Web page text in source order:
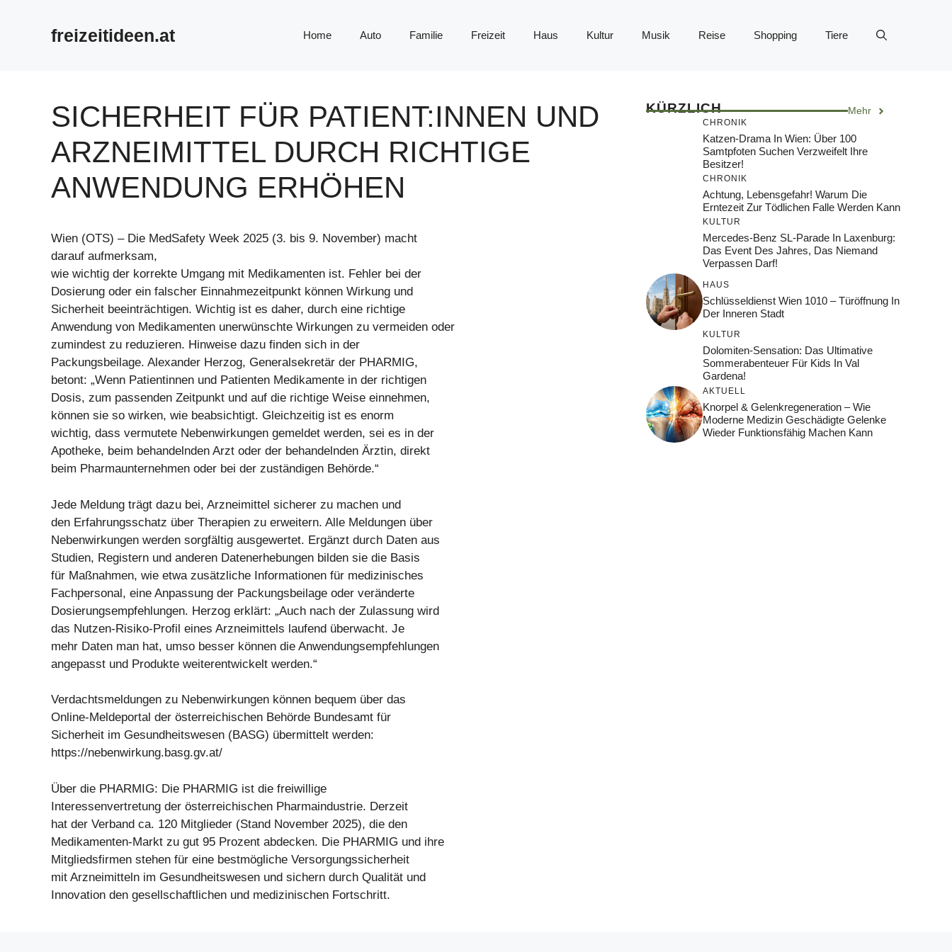
freizeitideen.at Home Auto Familie Freizeit Haus Kultur Musik Reise Shopping Tiere
SICHERHEIT FÜR PATIENT:INNEN UND
ARZNEIMITTEL DURCH RICHTIGE
ANWENDUNG ERHÖHEN
Wien (OTS) – Die MedSafety Week 2025 (3. bis 9. November) macht
darauf aufmerksam,
wie wichtig der korrekte Umgang mit Medikamenten ist. Fehler bei der
Dosierung oder ein falscher Einnahmezeitpunkt können Wirkung und
Sicherheit beeinträchtigen. Wichtig ist es daher, durch eine richtige
Anwendung von Medikamenten unerwünschte Wirkungen zu vermeiden oder
zumindest zu reduzieren. Hinweise dazu finden sich in der
Packungsbeilage. Alexander Herzog, Generalsekretär der PHARMIG,
betont: „Wenn Patientinnen und Patienten Medikamente in der richtigen
Dosis, zum passenden Zeitpunkt und auf die richtige Weise einnehmen,
können sie so wirken, wie beabsichtigt. Gleichzeitig ist es enorm
wichtig, dass vermutete Nebenwirkungen gemeldet werden, sei es in der
Apotheke, beim behandelnden Arzt oder der behandelnden Ärztin, direkt
beim Pharmaunternehmen oder bei der zuständigen Behörde.“
Jede Meldung trägt dazu bei, Arzneimittel sicherer zu machen und
den Erfahrungsschatz über Therapien zu erweitern. Alle Meldungen über
Nebenwirkungen werden sorgfältig ausgewertet. Ergänzt durch Daten aus
Studien, Registern und anderen Datenerhebungen bilden sie die Basis
für Maßnahmen, wie etwa zusätzliche Informationen für medizinisches
Fachpersonal, eine Anpassung der Packungsbeilage oder veränderte
Dosierungsempfehlungen. Herzog erklärt: „Auch nach der Zulassung wird
das Nutzen-Risiko-Profil eines Arzneimittels laufend überwacht. Je
mehr Daten man hat, umso besser können die Anwendungsempfehlungen
angepasst und Produkte weiterentwickelt werden.“
Verdachtsmeldungen zu Nebenwirkungen können bequem über das
Online-Meldeportal der österreichischen Behörde Bundesamt für
Sicherheit im Gesundheitswesen (BASG) übermittelt werden:
https://nebenwirkung.basg.gv.at/
Über die PHARMIG: Die PHARMIG ist die freiwillige
Interessenvertretung der österreichischen Pharmaindustrie. Derzeit
hat der Verband ca. 120 Mitglieder (Stand November 2025), die den
Medikamenten-Markt zu gut 95 Prozent abdecken. Die PHARMIG und ihre
Mitgliedsfirmen stehen für eine bestmögliche Versorgungssicherheit
mit Arzneimitteln im Gesundheitswesen und sichern durch Qualität und
Innovation den gesellschaftlichen und medizinischen Fortschritt.
KÜRZLICH Mehr
CHRONIK
Katzen-Drama In Wien: Über 100
Samtpfoten Suchen Verzweifelt Ihre
Besitzer!
CHRONIK
Achtung, Lebensgefahr! Warum Die
Erntezeit Zur Tödlichen Falle Werden Kann
KULTUR
Mercedes-Benz SL-Parade In Laxenburg:
Das Event Des Jahres, Das Niemand
Verpassen Darf!
HAUS
Schlüsseldienst Wien 1010 – Türöffnung In
Der Inneren Stadt
KULTUR
Dolomiten-Sensation: Das Ultimative
Sommerabenteuer Für Kids In Val
Gardena!
AKTUELL
Knorpel & Gelenkregeneration – Wie
Moderne Medizin Geschädigte Gelenke
Wieder Funktionsfähig Machen Kann